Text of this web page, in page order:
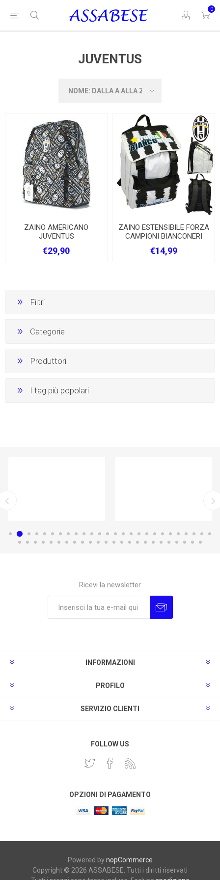
0
JUVENTUS
ZAINO AMERICANO
JUVENTUS
€29,90
ZAINO ESTENSIBILE FORZA
CAMPIONI BIANCONERI
€14,99
Filtri
Categorie
Produttori
I tag più popolari
Ricevi la newsletter
INFORMAZIONI
PROFILO
SERVIZIO CLIENTI
FOLLOW US
OPZIONI DI PAGAMENTO
Powered bynopCommerce
Copyright © 2026 ASSABESE. Tutti i diritti riservati